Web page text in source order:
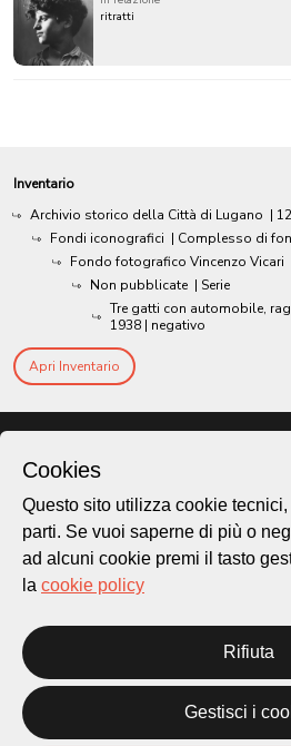
ritratti
Inventario
Archivio storico della Città di Lugano |
Fondi iconografici | Complesso di
Fondo fotografico Vincenzo Vicari
Non pubblicate | Serie
Tre gatti con automobile,
1938 | negativo
Apri Inventario
Città di Lugano
Cookies
Questo sito utilizza cookie
parti. Se vuoi saperne di più o
ad alcuni cookie premi il tasto
la cookie policy
Rifiuta
Gestisci i